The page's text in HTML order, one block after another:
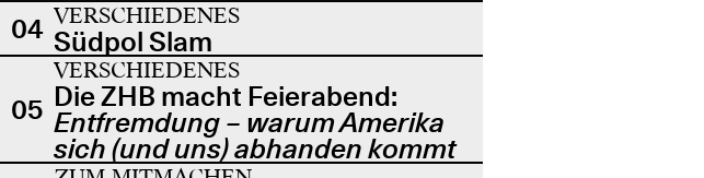
04 VERSCHIEDENES
Südpol Slam
05
VERSCHIEDENES
Die ZHB macht Feierabend:
Entfremdung – warum Amerika
sich (und uns) abhanden kommt